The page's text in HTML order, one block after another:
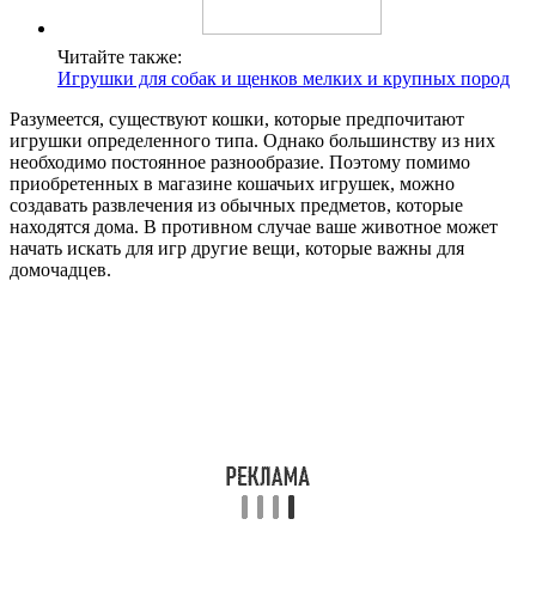
Читайте также:
Игрушки для собак и щенков мелких и крупных пород
Разумеется, существуют кошки, которые предпочитают
игрушки определенного типа. Однако большинству из них
необходимо постоянное разнообразие. Поэтому помимо
приобретенных в магазине кошачьих игрушек, можно
создавать развлечения из обычных предметов, которые
находятся дома. В противном случае ваше животное может
начать искать для игр другие вещи, которые важны для
домочадцев.